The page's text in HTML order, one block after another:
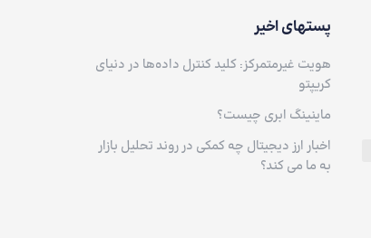
پستهای اخیر
هویت غیرمتمرکز: کلید کنترل داده‌ها در دنیای
کریپتو
ماینینگ ابری چیست؟
اخبار ارز دیجیتال چه کمکی در روند تحلیل بازار
به ما می کند؟